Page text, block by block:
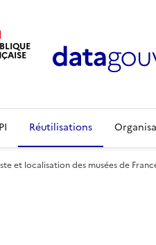
Réutilisations
et localisation des musées de